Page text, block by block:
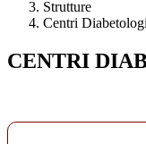
Strutture
Centri
CENTRI